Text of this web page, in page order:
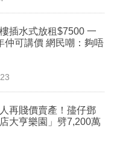
插水式放租$7500 一
仲可講價 網民嘲：夠唔
再賤價賣產！孻仔鄧
大亨樂園」劈7,200萬